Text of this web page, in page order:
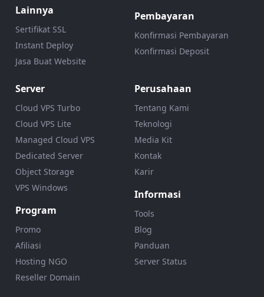
Lainnya
Sertifikat SSL
Instant Deploy
Jasa Buat Website
Pembayaran
Konfirmasi Pembayaran
Konfirmasi Deposit
Server
Cloud VPS Turbo
Cloud VPS Lite
Managed Cloud VPS
Dedicated Server
Object Storage
VPS Windows
Program
Promo
Afiliasi
Hosting NGO
Reseller Domain
Perusahaan
Tentang Kami
Teknologi
Media Kit
Kontak
Karir
Informasi
Tools
Blog
Panduan
Server Status